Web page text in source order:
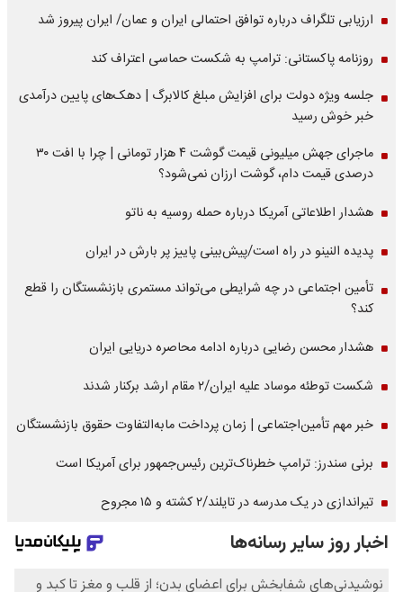
ارزیابی تلگراف درباره توافق احتمالی ایران و عمان/ ایران پیروز شد
روزنامه پاکستانی: ترامپ به شکست حماسی اعتراف کند
جلسه ویژه دولت برای افزایش مبلغ کالابرگ | دهک‌های پایین درآمدی
خبر خوش رسید
ماجرای جهش میلیونی قیمت گوشت ۴ هزار تومانی | چرا با افت ۳۰
درصدی قیمت دام، گوشت ارزان نمی‌شود؟
هشدار اطلاعاتی آمریکا درباره حمله روسیه به ناتو
پدیده النینو در راه است/پیش‌بینی پاییز پر بارش در ایران
تأمین اجتماعی در چه شرایطی می‌تواند مستمری بازنشستگان را قطع
کند؟
هشدار محسن رضایی درباره ادامه محاصره دریایی ایران
شکست توطئه موساد علیه ایران/۲ مقام‌ ارشد برکنار شدند
خبر مهم تأمین‌اجتماعی | زمان پرداخت مابه‌التفاوت حقوق بازنشستگان
برنی سندرز: ترامپ خطرناک‌ترین رئیس‌جمهور برای آمریکا است
تیراندازی در یک مدرسه در تایلند/۲ کشته و ۱۵ مجروح